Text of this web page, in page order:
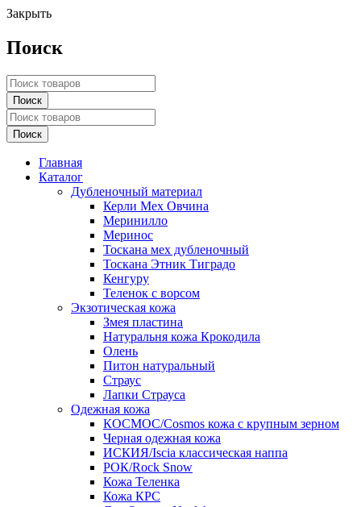
Закрыть
Поиск
Главная
Каталог
Дубленочный материал
Керли Мех Овчина
Меринилло
Меринос
Тоскана мех дубленочный
Тоскана Этник Тиградо
Кенгуру
Теленок с ворсом
Экзотическая кожа
Змея пластина
Натуральня кожа Крокодила
Олень
Питон натуральный
Страус
Лапки Страуса
Одежная кожа
КОСМОС/Cosmos кожа с крупным зерном
Черная одежная кожа
ИСКИЯ/Iscia классическая наппа
РОК/Rock Snow
Кожа Теленка
Кожа КРС